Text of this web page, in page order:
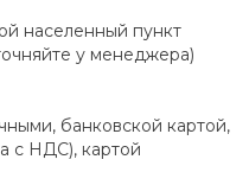
населенный пункт
у менеджера)
банковской картой,
с НДС), картой